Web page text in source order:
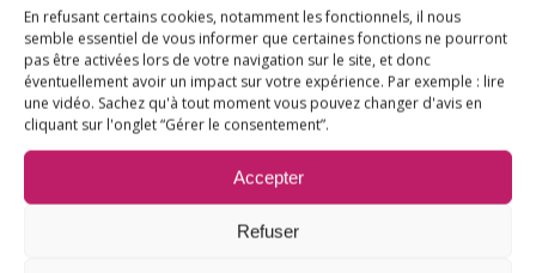
En refusant certains cookies, notamment les fonctionnels, il nous
semble essentiel de vous informer que certaines fonctions ne pourront
pas être activées lors de votre navigation sur le site, et donc
éventuellement avoir un impact sur votre expérience. Par exemple : lire
une vidéo. Sachez qu'à tout moment vous pouvez changer d'avis en
cliquant sur l'onglet “Gérer le consentement”.
Accepter
Refuser
AGIR
VACCINATION HPV
E3M interpelle le Ministre de la Santé
Vaccination HPV – FAQ